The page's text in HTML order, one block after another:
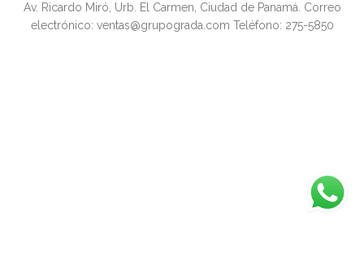
Av. Ricardo Miró, Urb. El Carmen, Ciudad de Panamá. Correo
electrónico: ventas@grupograda.com Teléfono: 275-5850